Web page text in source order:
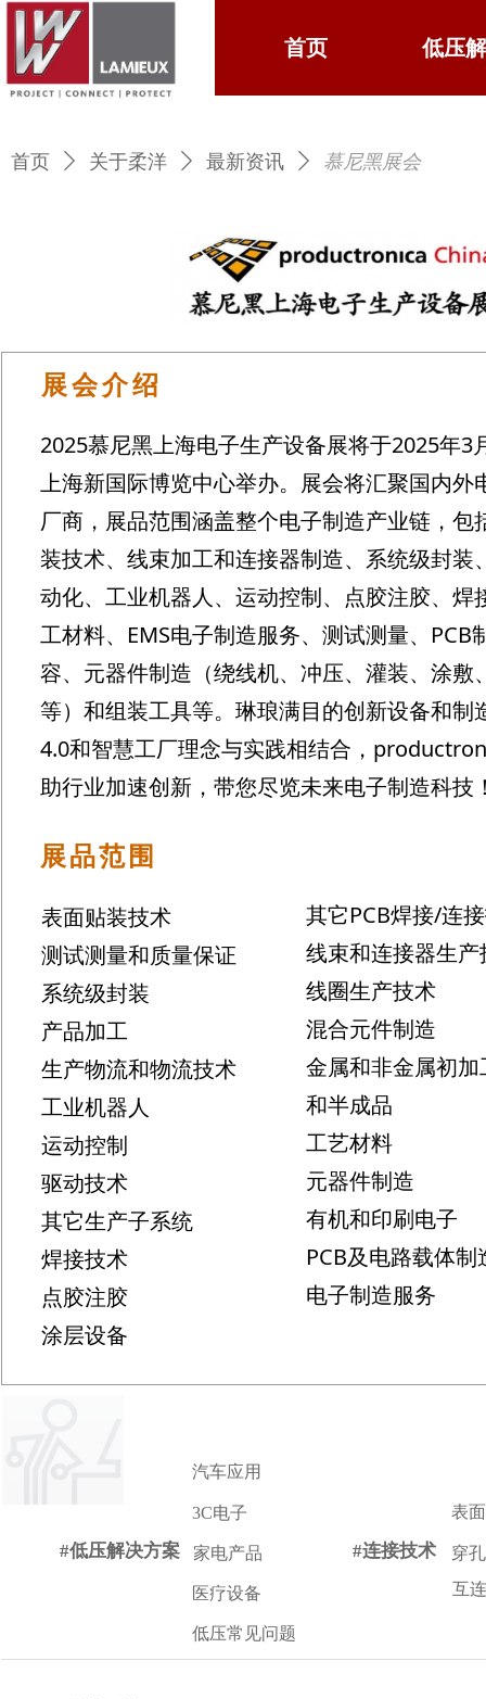
首页 ꁙ低压
首页 低压
2025慕尼黑上海电子生产设备展将于2025年3
上海新国际博览中心举办。展会将汇聚国内外
厂商，展品范围涵盖整个电子制造产业链，包
装技术、线束加工和连接器制造、系统级封装
动化、工业机器人、运动控制、点胶注胶、焊
工材料、EMS电子制造服务、测试测量、PCB
容、元器件制造（绕线机、冲压、灌装、涂敷
等）和组装工具等。琳琅满目的创新设备和制
4.0和智慧工厂理念与实践相结合，
助行业加速创新，带您尽览未来电子制造科技
展会介绍
表面贴装技术
测试测量和质量保证
系统级封装
产品加工
生产物流和物流技术
工业机器人
运动控制
驱动技术
其它生产子系统
焊接技术
点胶注胶
涂层设备
展品范围
其它PCB焊接/连
线束和连接器生产
线圈生产技术
混合元件制造
金属和非金属初加
和半成品
工艺材料
元器件制造
有机和印刷电子
PCB及电路载体制
电子制造服务
首页 ꄲ 关于柔洋 ꄲ 最新资讯 ꄲ 慕尼黑展会
#低压解决方案
汽车应用
医疗设备
家电产品
3C电子
低压常见问题
#连接技术
表
互
穿